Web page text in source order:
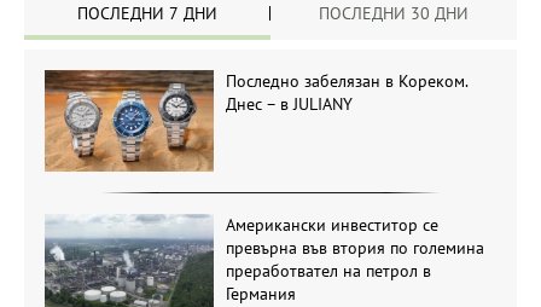
ПОСЛЕДНИ 7 ДНИ ПОСЛЕДНИ 30 ДНИ
Последно забелязан в Кореком.
Днес – в JULIANY
Американски инвеститор се
превърна във втория по големина
преработвател на петрол в
Германия